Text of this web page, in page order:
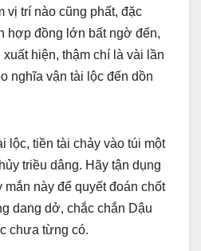
vị trí nào cũng phất, đặc
hợp đồng lớn bất ngờ đến,
hiện, thậm chí là vài lần
nghĩa vận tài lộc đến dồn
lộc, tiền tài chảy vào túi một
triều dâng. Hãy tận dụng
mắn này để quyết đoán chốt
dang dở, chắc chắn Dậu
chưa từng có.